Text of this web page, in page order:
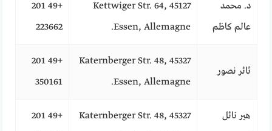
د. محمد
عالم كاظم
Kettwiger Str. 64, 45127
Essen, Allemagne.
+49 201
223662
ثائر نصور
Katernberger Str. 48, 45327
Essen, Allemagne.
+49 201
350161
هير نائل
Katernberger Str. 48, 45327
+49 201